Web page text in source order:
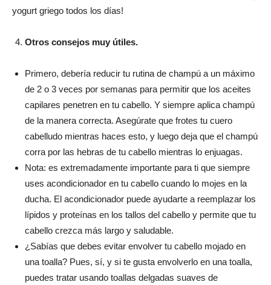
yogurt griego todos los días!
Otros consejos muy útiles.
Primero, debería reducir tu rutina de champú a un máximo
de 2 o 3 veces por semanas para permitir que los aceites
capilares penetren en tu cabello. Y siempre aplica champú
de la manera correcta. Asegúrate que frotes tu cuero
cabelludo mientras haces esto, y luego deja que el champú
corra por las hebras de tu cabello mientras lo enjuagas.
Nota: es extremadamente importante para ti que siempre
uses acondicionador en tu cabello cuando lo mojes en la
ducha. El acondicionador puede ayudarte a reemplazar los
lípidos y proteínas en los tallos del cabello y permite que tu
cabello crezca más largo y saludable.
¿Sabías que debes evitar envolver tu cabello mojado en
una toalla? Pues, sí, y si te gusta envolverlo en una toalla,
puedes tratar usando toallas delgadas suaves de